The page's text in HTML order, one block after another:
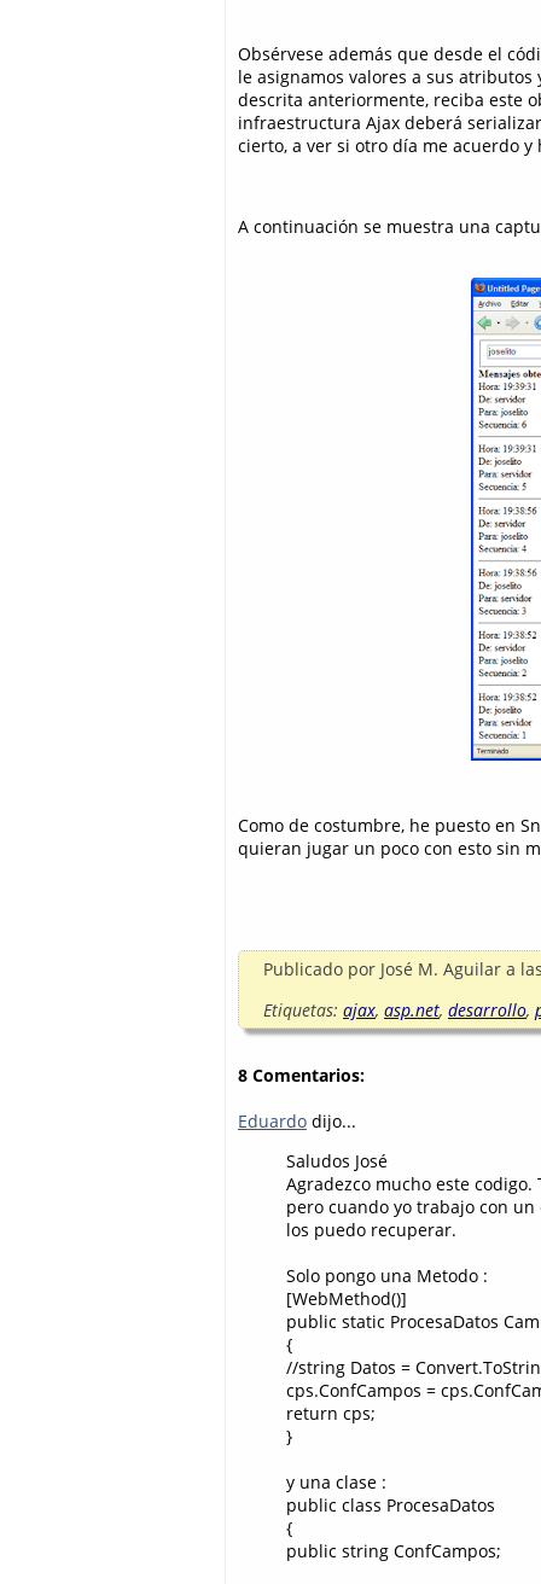
Obsérvese además que desde el
le asignamos valores a sus
descrita anteriormente, reciba este
infraestructura Ajax deberá
cierto, a ver si otro día me acuerdo
A continuación se muestra una
Como de costumbre, he puesto en
quieran jugar un poco con esto sin
Publicado por José M. Aguilar a
Etiquetas: ajax, asp.net, desarrollo,
8 Comentarios:
Eduardo dijo...
Saludos José
Agradezco mucho este
pero cuando yo trabajo con
los puedo recuperar.
Solo pongo una Metodo :
[WebMethod()]
public static ProcesaDatos
{
//string Datos =
cps.ConfCampos =
return cps;
}
y una clase :
public class ProcesaDatos
{
public string ConfCampos;